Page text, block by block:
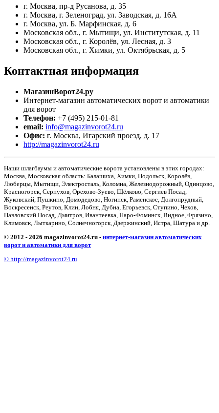
г. Москва, пр-д Русанова, д. 35
г. Москва, г. Зеленоград, ул. Заводская, д. 16А
г. Москва, ул. Б. Марфинская, д. 6
Московская обл., г. Мытищи, ул. Институтская, д. 11
Московская обл., г. Королёв, ул. Лесная, д. 3
Московская обл., г. Химки, ул. Октябрьская, д. 5
Контактная информация
МагазинВорот24.ру
Интернет-магазин автоматических ворот и автоматики
для ворот
Телефон: +7 (495) 215-01-81
email: info@magazinvorot24.ru
Офис: г. Москва, Игарский проезд, д. 17
http://magazinvorot24.ru
Наши шлагбаумы и автоматические ворота установлены в этих городах:
Москва, Московская область: Балашиха, Химки, Подольск, Королёв,
Люберцы, Мытищи, Электросталь, Коломна, Железнодорожный, Одинцово,
Красногорск, Серпухов, Орехово-Зуево, Щёлково, Сергиев Посад,
Жуковский, Пушкино, Домодедово, Ногинск, Раменское, Долгопрудный,
Воскресенск, Реутов, Клин, Лобня, Дубна, Егорьевск, Ступино, Чехов,
Павловский Посад, Дмитров, Ивантеевка, Наро-Фоминск, Видное, Фрязино,
Климовск, Лыткарино, Солнечногорск, Дзержинский, Истра, Шатура и др.
© 2012 - 2026 magazinvorot24.ru - интернет-магазин автоматических
ворот и автоматики для ворот
© http://magazinvorot24.ru